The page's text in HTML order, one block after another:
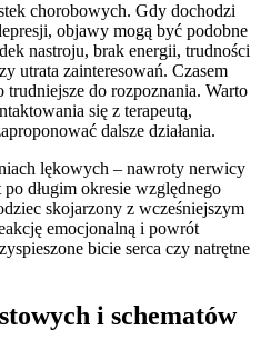
chorobowych. Gdy dochodzi
objawy mogą być podobne
nastroju, brak energii, trudności
utrata zainteresowań. Czasem
trudniejsze do rozpoznania. Warto
się z terapeutą,
dalsze działania.
lękowych – nawroty nerwicy
długim okresie względnego
skojarzony z wcześniejszym
emocjonalną i powrót
bicie serca czy natrętne
i schematów